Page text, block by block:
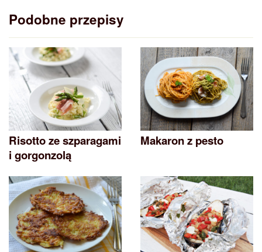
Podobne przepisy
Risotto ze szparagami
i gorgonzolą
Makaron z pesto